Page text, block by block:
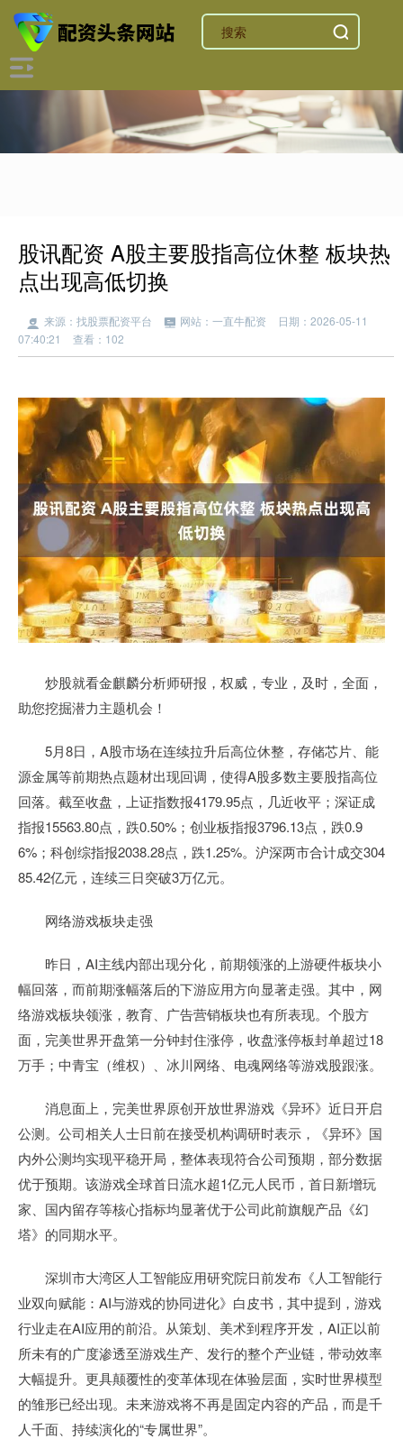
股讯配资 A股主要股指高位休整 板块热
点出现高低切换
来源：找股票配资平台 网站：一直牛配资
日期：2026-05-11
07:40:21
查看：102
炒股就看金麒麟分析师研报，权威，专业，及时，全面，
助您挖掘潜力主题机会！
5月8日，A股市场在连续拉升后高位休整，存储芯片、能
源金属等前期热点题材出现回调，使得A股多数主要股指高位
回落。截至收盘，上证指数报4179.95点，几近收平；深证成
指报15563.80点，跌0.50%；创业板指报3796.13点，跌0.9
6%；科创综指报2038.28点，跌1.25%。沪深两市合计成交304
85.42亿元，连续三日突破3万亿元。
网络游戏板块走强
昨日，AI主线内部出现分化，前期领涨的上游硬件板块小
幅回落，而前期涨幅落后的下游应用方向显著走强。其中，网
络游戏板块领涨，教育、广告营销板块也有所表现。个股方
面，完美世界开盘第一分钟封住涨停，收盘涨停板封单超过18
万手；中青宝（维权）、冰川网络、电魂网络等游戏股跟涨。
消息面上，完美世界原创开放世界游戏《异环》近日开启
公测。公司相关人士日前在接受机构调研时表示，《异环》国
内外公测均实现平稳开局，整体表现符合公司预期，部分数据
优于预期。该游戏全球首日流水超1亿元人民币，首日新增玩
家、国内留存等核心指标均显著优于公司此前旗舰产品《幻
塔》的同期水平。
深圳市大湾区人工智能应用研究院日前发布《人工智能行
业双向赋能：AI与游戏的协同进化》白皮书，其中提到，游戏
行业走在AI应用的前沿。从策划、美术到程序开发，AI正以前
所未有的广度渗透至游戏生产、发行的整个产业链，带动效率
大幅提升。更具颠覆性的变革体现在体验层面，实时世界模型
的雏形已经出现。未来游戏将不再是固定内容的产品，而是千
人千面、持续演化的“专属世界”。